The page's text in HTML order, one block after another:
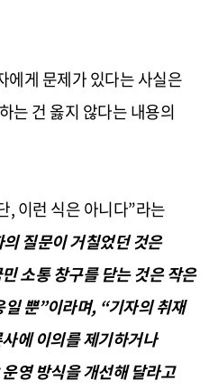
에게 문제가 있다는 사실은
는 건 옳지 않다는 내용의
,이런 식은 아니다”라는
질문이 거칠었던 것은
소통 창구를 닫는 것은 작은
일 뿐”이라며, “기자의 취재
에 이의를 제기하거나
영 방식을 개선해 달라고